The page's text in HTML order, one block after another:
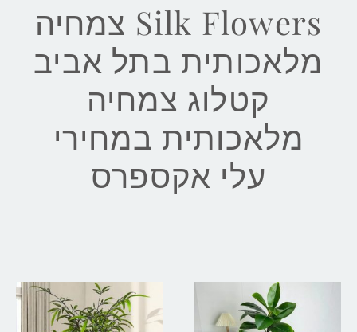
Silk Flowers צמחיה
מלאכותית בתל אביב
קטלוג צמחיה
מלאכותית במחירי
עלי אקספרס